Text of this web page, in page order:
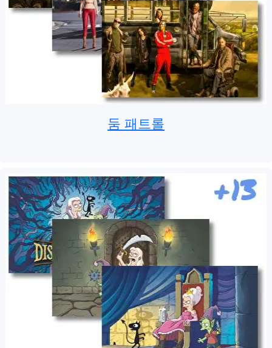
둠 패트롤